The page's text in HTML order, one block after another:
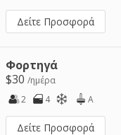
Δείτε Προσφορά
Φορτηγά
$30 /ημέρα
2
4 A
Δείτε Προσφορά